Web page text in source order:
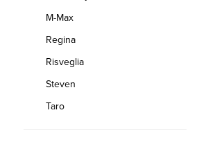
M-Max
Regina
Risveglia
Steven
Taro